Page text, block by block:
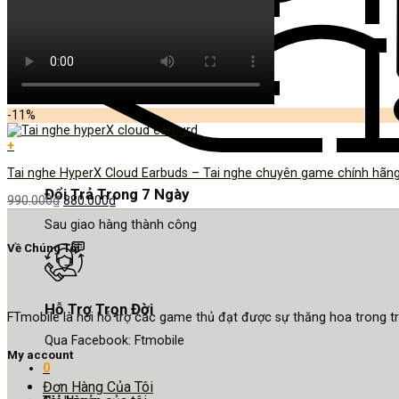
Đổi Trả Trong 7 Ngày
Sau giao hàng thành công
Hỗ Trợ Trọn Đời
Qua Facebook: Ftmobile
0
-11%
+
Tai nghe HyperX Cloud Earbuds – Tai nghe chuyên game chính
990.000₫ 880.000₫
Về Chúng Tôi
FTmobile là nơi hỗ trợ các game thủ đạt được sự thăng hoa trong
My account
Đơn Hàng Của Tôi